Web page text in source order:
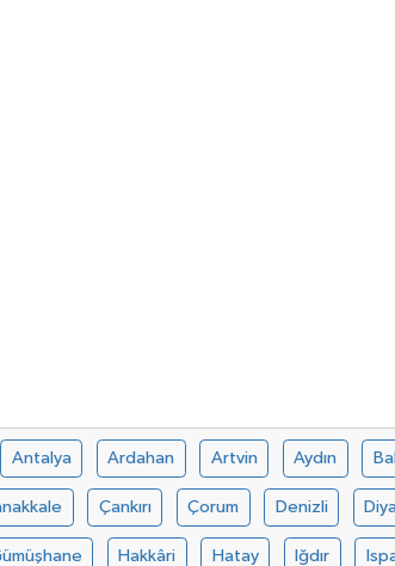
Antalya Ardahan Artvin Aydın
Çankırı Çorum Denizli
Hakkâri Hatay Iğdır